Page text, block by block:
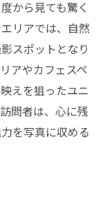
から見ても驚く
リアでは、自然
スポットとなり
アやカフェスペ
えを狙ったユニ
問者は、心に残
を写真に収める